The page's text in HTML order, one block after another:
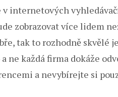
v internetových
zobrazovat více lidem
tak to rozhodně skvělé
ne každá firma dokáže
a nevybírejte si